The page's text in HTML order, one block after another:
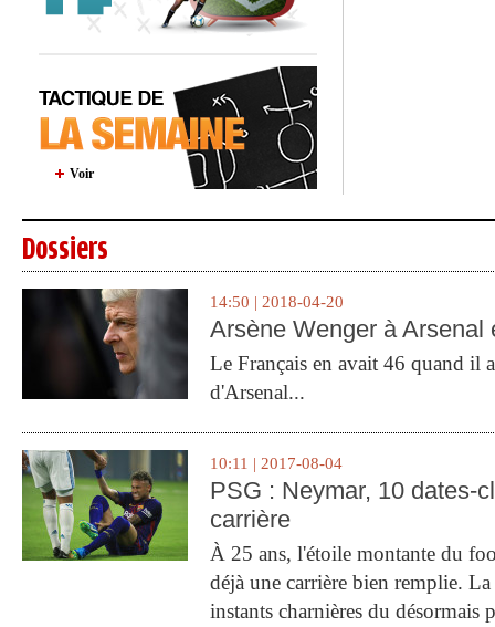
Voir
Dossiers
14:50 | 2018-04-20
Arsène Wenger à Arsenal
Le Français en avait 46 quand il
d'Arsenal...
10:11 | 2017-08-04
PSG : Neymar, 10 dates-
carrière
À 25 ans, l'étoile montante du
déjà une carrière bien remplie.
instants charnières du désormais